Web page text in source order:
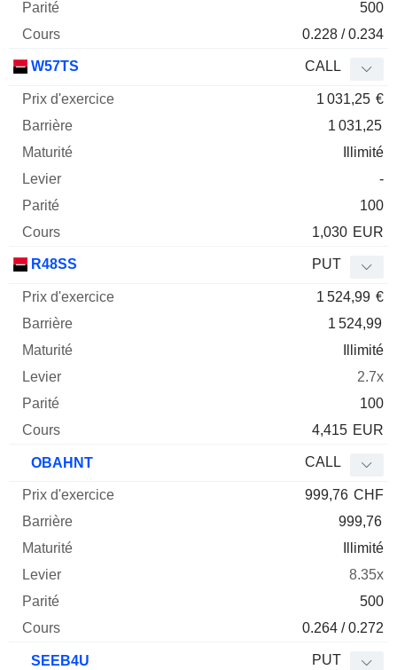
500
0.228 / 0.234
W57TS CALL
1 031,25 €
1 031,25
Illimité
-
100
1,030 EUR
R48SS PUT
1 524,99 €
1 524,99
Illimité
2.7x
100
4,415 EUR
OBAHNT CALL
999,76 CHF
999,76
Illimité
8.35x
500
0.264 / 0.272
SEEB4U PUT